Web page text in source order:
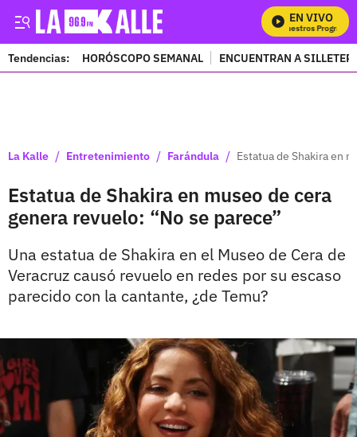
EN VIVO
Mira Todos Nuestros Programas
Tendencias: HORÓSCOPO SEMANAL ENCUENTRAN A
La Kalle / Entretenimiento / Farándula / Estatua de Shakira en
Estatua de Shakira en museo de cera
genera revuelo: “No se parece”
Una estatua de Shakira en el Museo de Cera de
Veracruz causó revuelo en redes por su escaso
parecido con la cantante, ¿de Temu?